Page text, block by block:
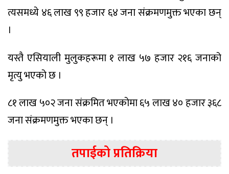
त्यसमध्ये ४६ लाख ९९ हजार ६४ जना संक्रमणमुक्त भएका छन्
।
यस्तै एसियाली मुलुकहरूमा १ लाख ५७ हजार २१६ जनाको
मृत्यु भएको छ ।
८१ लाख ५०२ जना संक्रमित भएकोमा ६५ लाख ४० हजार ३६८
जना संक्रमणमुक्त भएका छन् ।
तपाईको प्रतिक्रिया